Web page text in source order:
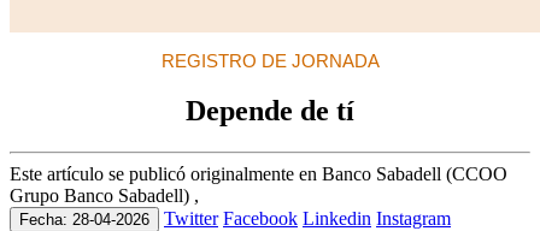
REGISTRO DE JORNADA
Depende de tí
Este artículo se publicó originalmente en Banco Sabadell (CCOO
Grupo Banco Sabadell) ,
Fecha: 28-04-2026 Twitter Facebook Linkedin Instagram